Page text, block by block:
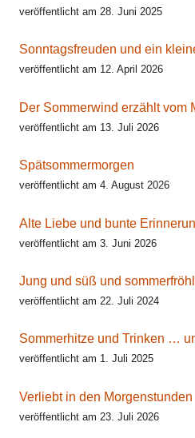
veröffentlicht am 28. Juni 2025
Sonntagsfreuden und ein
veröffentlicht am 12. April 2026
Der Sommerwind erzählt vom
veröffentlicht am 13. Juli 2026
Spätsommermorgen
veröffentlicht am 4. August 2026
Alte Liebe und bunte
veröffentlicht am 3. Juni 2026
Jung und süß und
veröffentlicht am 22. Juli 2024
Sommerhitze und Trinken …
veröffentlicht am 1. Juli 2025
Verliebt in den Morgenstunden
veröffentlicht am 23. Juli 2026